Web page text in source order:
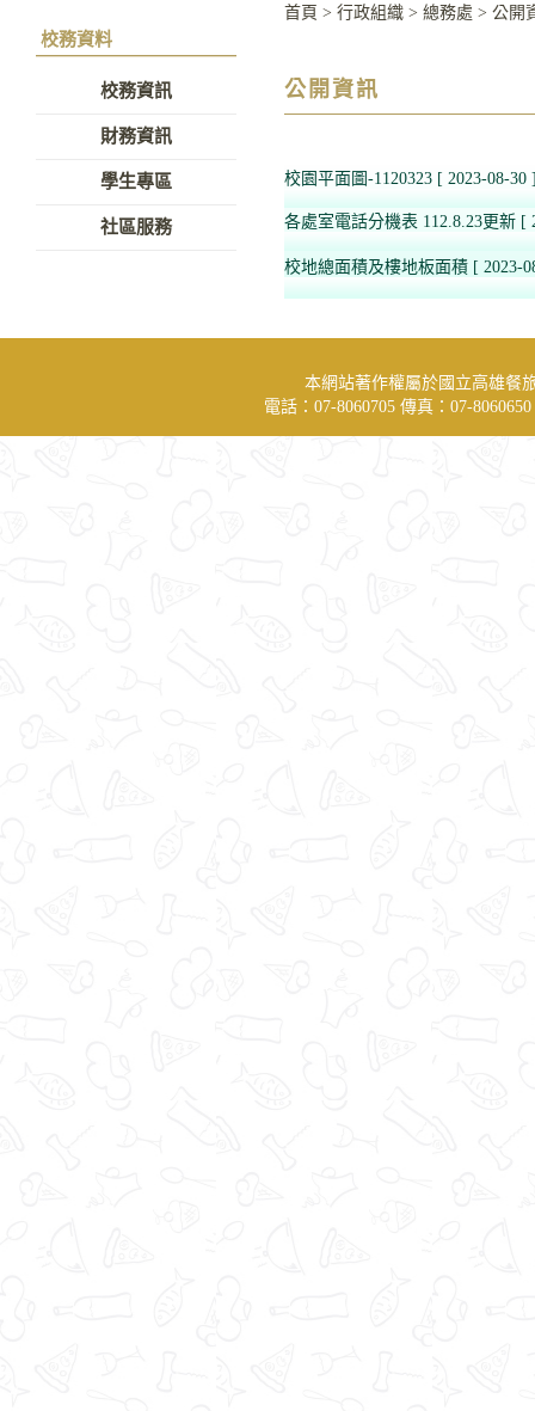
校務資料
校務資訊
財務資訊
學生專區
社區服務
首頁 > 行政組織 > 總務處 > 公開
公開資訊
校園平面圖-1120323 [ 2023-08-30
各處室電話分機表 112.8.23更新 [
校地總面積及樓地板面積 [ 2023-
本網站著作權屬於國立高雄餐
電話：07-8060705 傳真：07-